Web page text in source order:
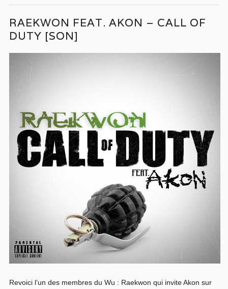
RAEKWON FEAT. AKON – CALL OF
DUTY [SON]
Revoici l’un des membres du Wu : Raekwon qui invite Akon sur